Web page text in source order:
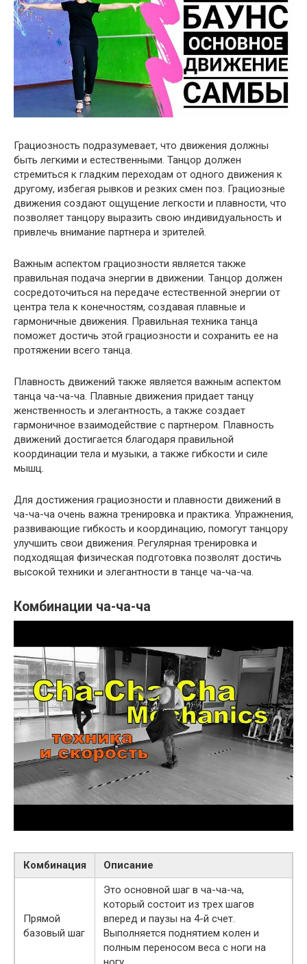
Грациозность подразумевает, что движения должны
быть легкими и естественными. Танцор должен
стремиться к гладким переходам от одного движения к
другому, избегая рывков и резких смен поз. Грациозные
движения создают ощущение легкости и плавности, что
позволяет танцору выразить свою индивидуальность и
привлечь внимание партнера и зрителей.
Важным аспектом грациозности является также
правильная подача энергии в движении. Танцор должен
сосредоточиться на передаче естественной энергии от
центра тела к конечностям, создавая плавные и
гармоничные движения. Правильная техника танца
поможет достичь этой грациозности и сохранить ее на
протяжении всего танца.
Плавность движений также является важным аспектом
танца ча-ча-ча. Плавные движения придает танцу
женственность и элегантность, а также создает
гармоничное взаимодействие с партнером. Плавность
движений достигается благодаря правильной
координации тела и музыки, а также гибкости и силе
мышц.
Для достижения грациозности и плавности движений в
ча-ча-ча очень важна тренировка и практика. Упражнения,
развивающие гибкость и координацию, помогут танцору
улучшить свои движения. Регулярная тренировка и
подходящая физическая подготовка позволят достичь
высокой техники и элегантности в танце ча-ча-ча.
Комбинации ча-ча-ча
Комбинация Описание
Прямой
базовый шаг
Это основной шаг в ча-ча-ча,
который состоит из трех шагов
вперед и паузы на 4-й счет.
Выполняется поднятием колен и
полным переносом веса с ноги на